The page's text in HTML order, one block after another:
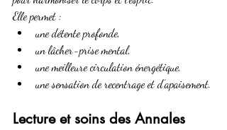
Elle permet :
une détente profonde,
un lâcher-prise mental,
une meilleure circulation énergétique,
une sensation de recentrage et d’apaisement.
Lecture et soins des Annales